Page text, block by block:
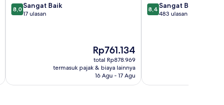
8.0
dari
8,0 Sangat Baik
17 ulasan
Harga
sekarang
Rp761.134
Rp761.134
total Rp878.969
termasuk pajak & biaya lainnya
16 Agu - 17 Agu
8.4
dari
8,4 Sangat Baik
483 ulasan